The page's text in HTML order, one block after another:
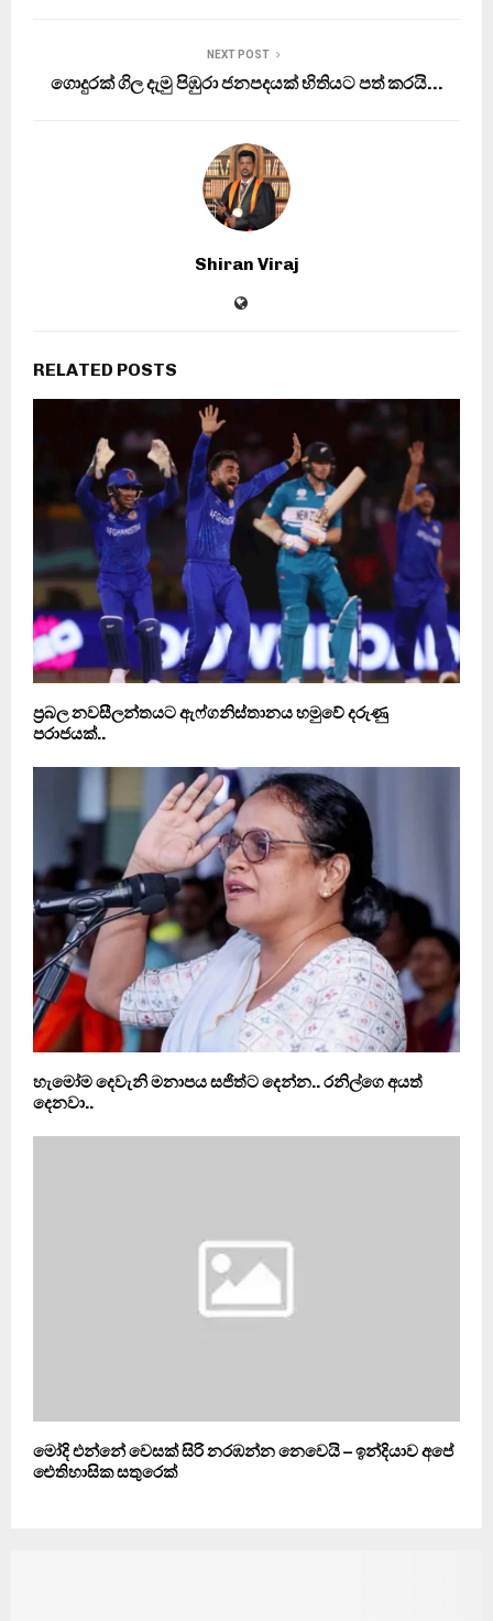
NEXT POST
ගොදුරක් ගිල දැමු පිඹුරා ජනපදයක් භිතියට පත් කරයි…
Shiran Viraj
RELATED POSTS
ප‍්‍රබල නවසීලන්තයට ඇෆ්ගනිස්තානය හමුවේ දරුණු
පරාජයක්..
හැමෝම දෙවැනි මනාපය සජිත්ට දෙන්න.. රනිල්ගෙ අයත්
දෙනවා..
මෝදි එන්නේ වෙසක් සිරි නරඹන්න නෙවෙයි – ඉන්දියාව අපේ
ඓතිහාසික සතුරෙක්